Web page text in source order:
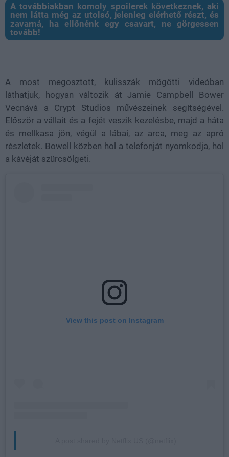
A továbbiakban komoly spoilerek következnek, aki
nem látta még az utolsó, jelenleg elérhető részt, és
zavarná, ha ellőnénk egy csavart, ne görgessen
tovább!
A most megosztott, kulisszák mögötti videóban
láthatjuk, hogyan változik át Jamie Campbell Bower
Vecnává a Crypt Studios művészeinek segítségével.
Először a vállait és a fejét veszik kezelésbe, majd a háta
és mellkasa jön, végül a lábai, az arca, meg az apró
részletek. Bowell közben hol a telefonját nyomkodja, hol
a kávéját szürcsölgeti.
View this post on Instagram